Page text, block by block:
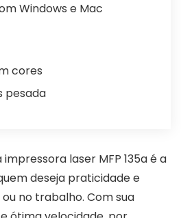
Windows e Mac
cores
pesada
laser MFP 135a é a
deseja praticidade e
no trabalho. Com sua